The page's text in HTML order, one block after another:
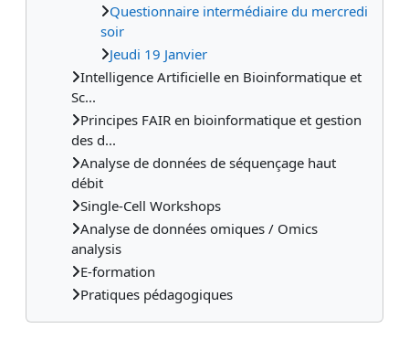
Questionnaire intermédiaire du mercredi
soir
Jeudi 19 Janvier
Intelligence Artificielle en Bioinformatique et
Sc...
Principes FAIR en bioinformatique et gestion
des d...
Analyse de données de séquençage haut
débit
Single-Cell Workshops
Analyse de données omiques / Omics
analysis
E-formation
Pratiques pédagogiques